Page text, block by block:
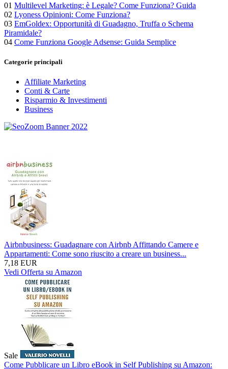
01 Multilevel Marketing: è Legale? Come Funziona? Guida
02 Lyoness Opinioni: Come Funziona?
03 EmGoldex: Opportunità di Guadagno, Truffa o Schema
Piramidale?
04 Come Funziona Google Adsense: Guida Semplice
Categorie principali
Affiliate Marketing
Conti & Carte
Risparmio & Investimenti
Business
Airbnbusiness: Guadagnare con Airbnb Affittando Camere e
Appartamenti: Come sono riuscito a creare un business...
7,18 EUR
Vedi Offerta su Amazon
Sale
Come Pubblicare un Libro eBook in Self Publishing su Amazon: